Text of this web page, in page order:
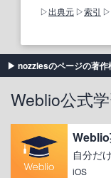
出典元 索引
nozzlesのページの著作
Weblio公式
Weblio
自分だ
iOS